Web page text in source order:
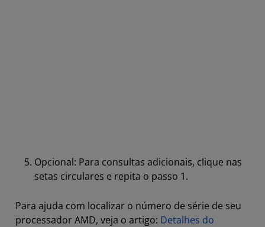
Opcional: Para consultas adicionais, clique nas
setas circulares e repita o passo 1.
Para ajuda com localizar o número de série de seu
processador AMD, veja o artigo: Detalhes do